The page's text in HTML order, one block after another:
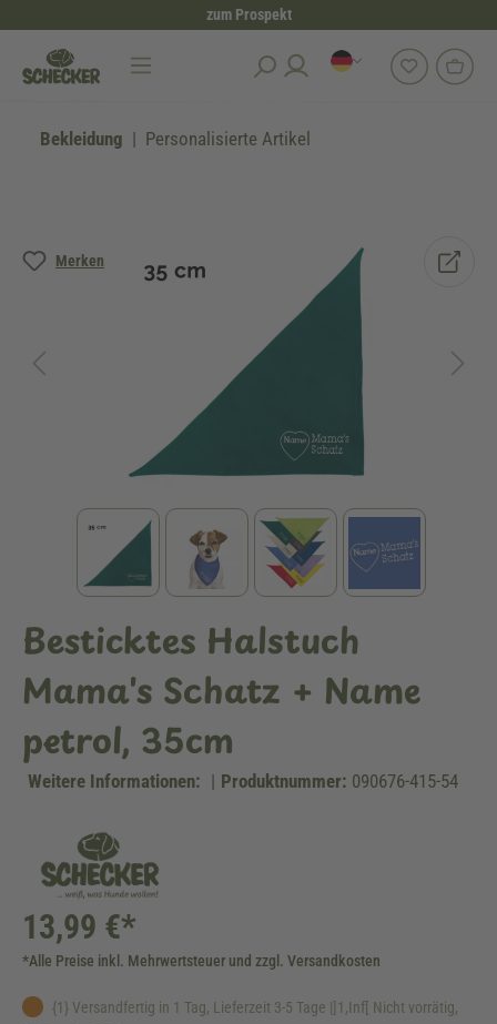
zum Prospekt
Bekleidung Personalisierte Artikel
Merken
Bildergalerie überspringen
Besticktes Halstuch
Mama's Schatz + Name
petrol, 35cm
Weitere Informationen: | Produktnummer: 090676-415-54
13,99 €*
*Alle Preise inkl. Mehrwertsteuer und zzgl. Versandkosten
{1} Versandfertig in 1 Tag, Lieferzeit 3-5 Tage |]1,Inf[ Nicht vorrätig,